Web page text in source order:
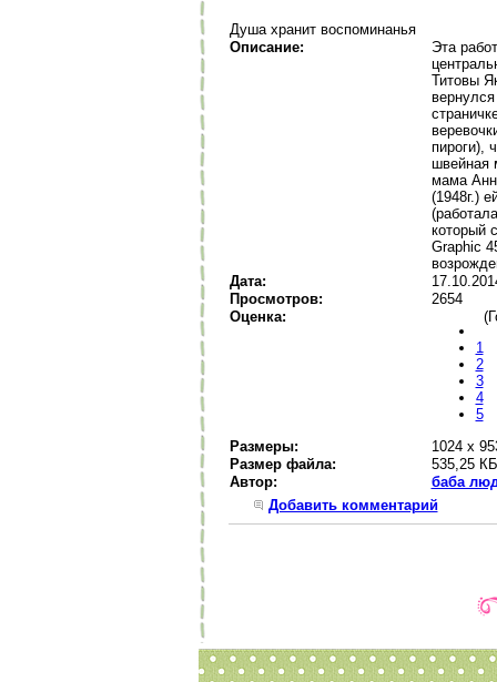
Душа хранит воспоминанья
Описание:
Эта
Титовы
пироги),
швейная
мама
(1948г.)
который
Graphic
Дата:
Просмотров:
2654
Оценка:
1
2
3
4
5
Размеры:
1024 x
Размер файла:
535,25 КБ
Автор:
баба
Добавить комментарий